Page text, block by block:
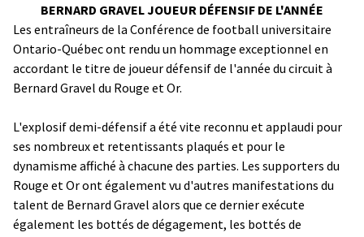
BERNARD GRAVEL JOUEUR DÉFENSIF DE L'ANNÉE
Les entraîneurs de la Conférence de football universitaire
Ontario-Québec ont rendu un hommage exceptionnel en
accordant le titre de joueur défensif de l'année du circuit à
Bernard Gravel du Rouge et Or.
L'explosif demi-défensif a été vite reconnu et applaudi pour
ses nombreux et retentissants plaqués et pour le
dynamisme affiché à chacune des parties. Les supporters du
Rouge et Or ont également vu d'autres manifestations du
talent de Bernard Gravel alors que ce dernier exécute
également les bottés de dégagement, les bottés de